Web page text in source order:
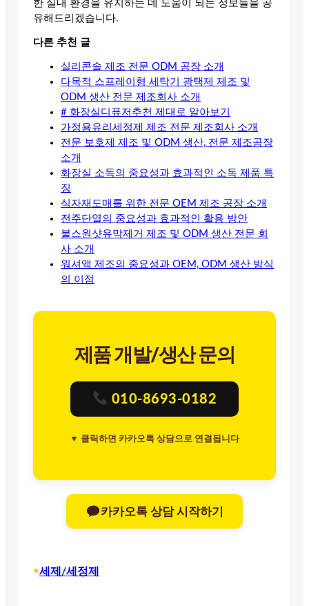
한 실내 환경을 유지하는 데 도움이 되는 정보들을 공
유해드리겠습니다.
다른 추천 글
실리콘솔 제조 전문 ODM 공장 소개
다목적 스프레이형 세탁기 광택제 제조 및
ODM 생산 전문 제조회사 소개
# 화장실디퓨저추천 제대로 알아보기
가정용유리세정제 제조 전문 제조회사 소개
전문 보호제 제조 및 ODM 생산, 전문 제조공장
소개
화장실 소독의 중요성과 효과적인 소독 제품 특
징
식자재도매를 위한 전문 OEM 제조 공장 소개
전주단열의 중요성과 효과적인 활용 방안
불스원샷유막제거 제조 및 ODM 생산 전문 회
사 소개
워셔액 제조의 중요성과 OEM, ODM 생산 방식
의 이점
제품 개발/생산 문의
010-8693-0182
▼ 클릭하면 카카오톡 상담으로 연결됩니다
카카오톡 상담 시작하기
•세제/세정제